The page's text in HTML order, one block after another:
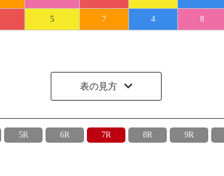
5 7 4 8
表の見方
5R 6R 7R 8R 9R